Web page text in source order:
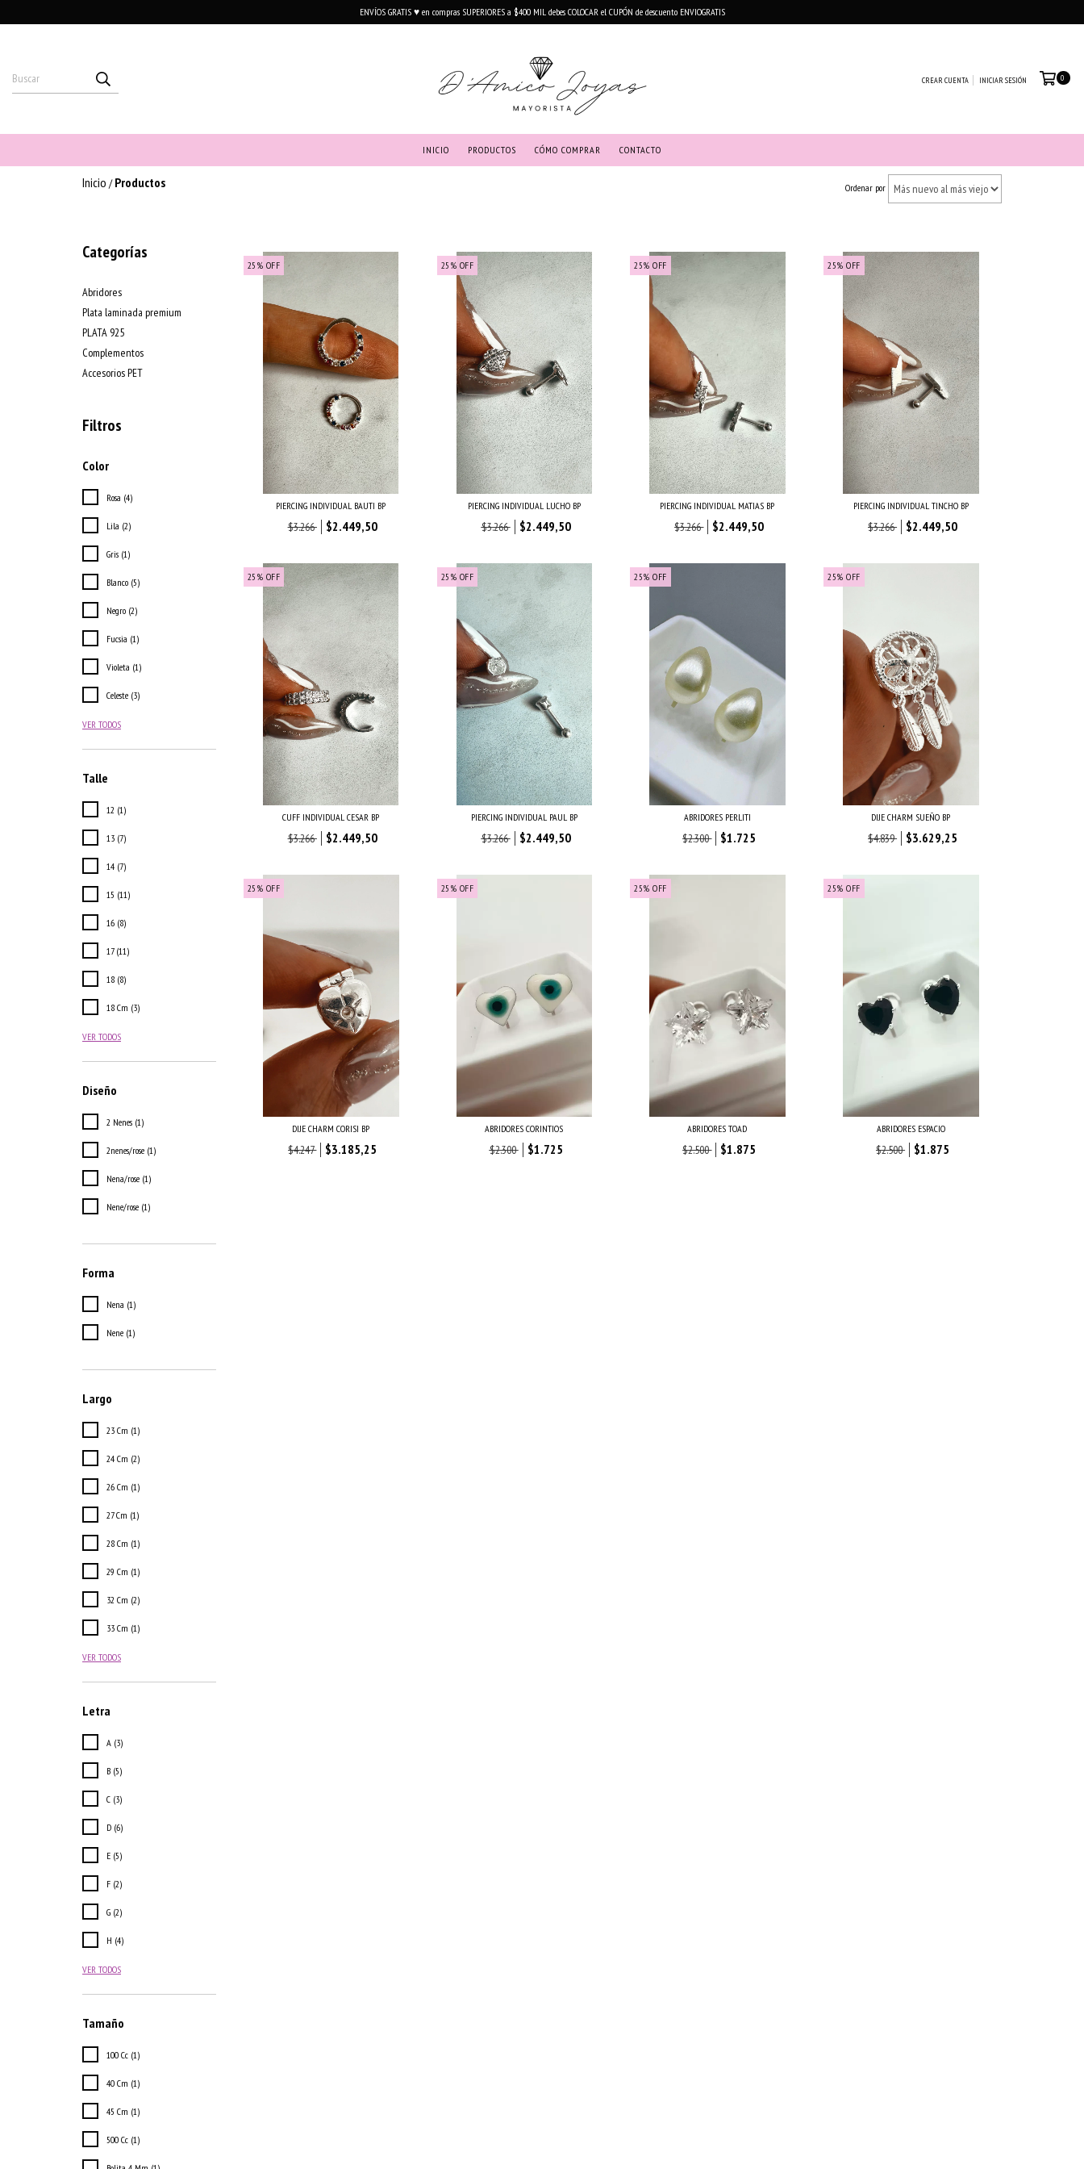
ENVÍOS GRATIS ♥ en compras SUPERIORES a $400 MIL debes COLOCAR el CUPÓN de descuento ENVIOGRATIS
CREAR CUENTA INICIAR SESIÓN 0
INICIO PRODUCTOS CÓMO COMPRAR CONTACTO
Inicio / Productos Ordenar por
Categorías
Abridores
Plata laminada premium
PLATA 925
Complementos
Accesorios PET
Filtros
Color
Rosa (4)
Lila (2)
Gris (1)
Blanco (5)
Negro (2)
Fucsia (1)
Violeta (1)
Celeste (3)
VER TODOS
Talle
12 (1)
13 (7)
14 (7)
15 (11)
16 (8)
17 (11)
18 (8)
18 Cm (3)
VER TODOS
Diseño
2 Nenes (1)
2nenes/rose (1)
Nena/rose (1)
Nene/rose (1)
Forma
Nena (1)
Nene (1)
Largo
23 Cm (1)
24 Cm (2)
26 Cm (1)
27 Cm (1)
28 Cm (1)
29 Cm (1)
32 Cm (2)
33 Cm (1)
VER TODOS
Letra
A (3)
B (5)
C (3)
D (6)
E (5)
F (2)
G (2)
H (4)
VER TODOS
Tamaño
100 Cc (1)
40 Cm (1)
45 Cm (1)
500 Cc (1)
25 % OFF
PIERCING INDIVIDUAL BAUTI BP
$3.266 $2.449,50
25 % OFF
PIERCING INDIVIDUAL LUCHO BP
$3.266 $2.449,50
25%OFF
PIERCING INDIVIDUAL MATIAS BP
$3.266 $2.449,50
25%OFF
PIERCING INDIVIDUAL TINCHO BP
$3.266 $2.449,50
25 % OFF
CUFF INDIVIDUAL CESAR BP
$3.266 $2.449,50
25 % OFF
PIERCING INDIVIDUAL PAUL BP
$3.266 $2.449,50
25%OFF
ABRIDORES PERLITI
$2.300 $1.725
25%OFF
DIJE CHARM SUEÑO BP
$4.839 $3.629,25
25 % OFF
DIJE CHARM CORISI BP
$4.247 $3.185,25
25 % OFF
ABRIDORES CORINTIOS
$2.300 $1.725
25%OFF
ABRIDORES TOAD
$2.500 $1.875
25%OFF
ABRIDORES ESPACIO
$2.500 $1.875